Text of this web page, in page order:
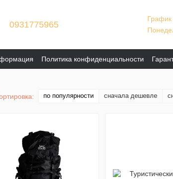
0931775965
График
Политика конфиденциальности
по популярности сначала дешевле